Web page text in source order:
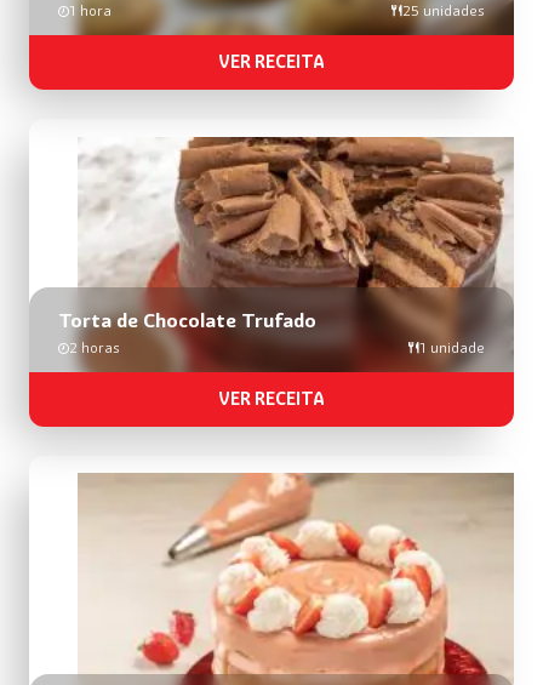
1 hora 25 unidades
VER RECEITA
Torta de Chocolate Trufado
2 horas 1 unidade
VER RECEITA